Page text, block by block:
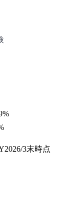
3末時点